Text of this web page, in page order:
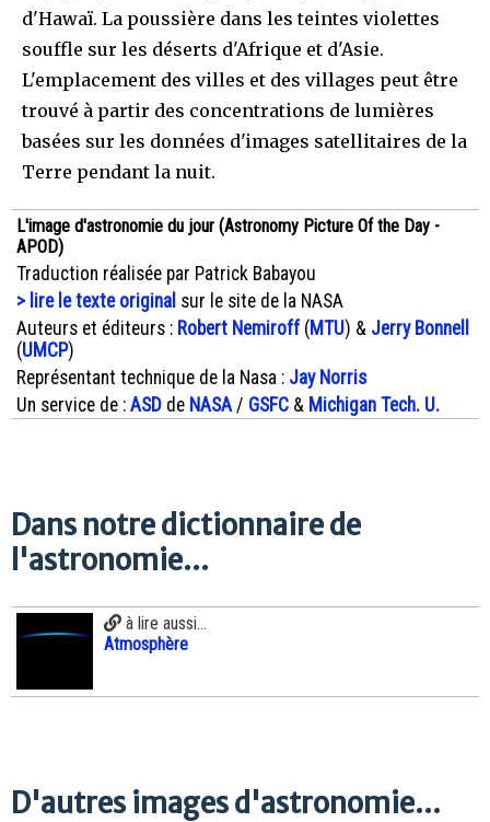
d'Hawaï. La poussière dans les teintes violettes
souffle sur les déserts d'Afrique et d'Asie.
L'emplacement des villes et des villages peut être
trouvé à partir des concentrations de lumières
basées sur les données d'images satellitaires de la
Terre pendant la nuit.
L'image d'astronomie du jour (Astronomy Picture Of the Day -
APOD)
Traduction réalisée par Patrick Babayou
> lire le texte original sur le site de la NASA
Auteurs et éditeurs : Robert Nemiroff(MTU) & Jerry Bonnell
(UMCP)
Représentant technique de la Nasa : Jay Norris
Un service de : ASD de NASA / GSFC & Michigan Tech. U.
Dans notre dictionnaire de
l'astronomie...
à lire aussi...
Atmosphère
D'autres images d'astronomie...